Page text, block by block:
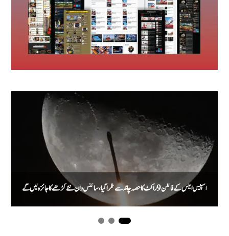
اسپیس ایکس کے فالکن 9 راکٹ کا حصہ چاند سے ٹکرا گیا، سائنس دان نئے گڑھے کا جائزہ لیں گے